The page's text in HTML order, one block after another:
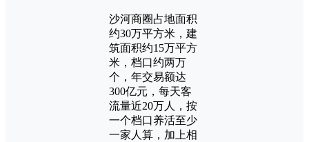
沙河商圈占地面积
约30万平方米，建
筑面积约15万平方
米，档口约两万
个，年交易额达
300亿元，每天客
流量近20万人，按
一个档口养活至少
一家人算，加上相